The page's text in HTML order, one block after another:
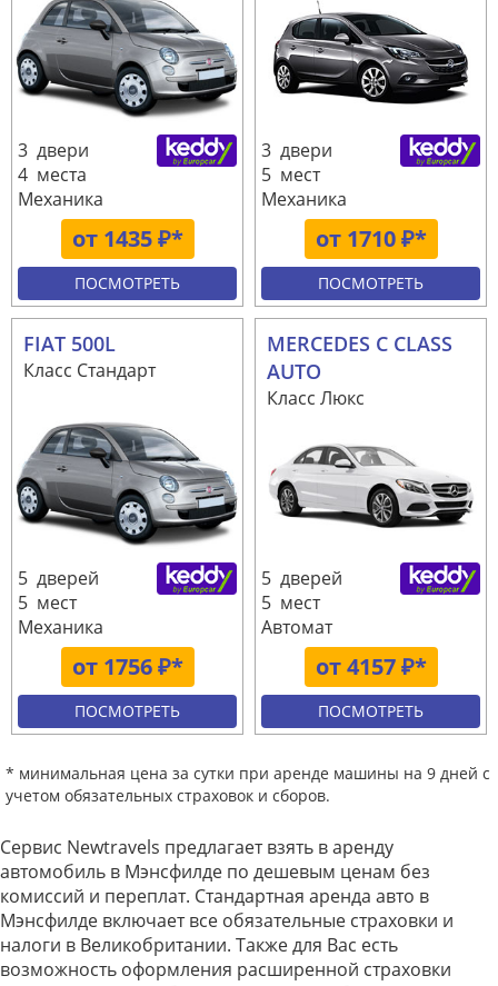
от 1435 ₽*
3 двери
4 места
Механика
ПОСМОТРЕТЬ
от 1710 ₽*
3 двери
5 мест
Механика
ПОСМОТРЕТЬ
FIAT 500L
Класс Стандарт
от 1756 ₽*
5 дверей
5 мест
Механика
ПОСМОТРЕТЬ
MERCEDES C CLASS
AUTO
Класс Люкс
от 4157 ₽*
5 дверей
5 мест
Автомат
ПОСМОТРЕТЬ
* минимальная цена за сутки при аренде машины на 9 дней с
учетом обязательных страховок и сборов.
Сервис Newtravels предлагает взять в аренду
автомобиль в Мэнсфилде по дешевым ценам без
комиссий и переплат. Стандартная аренда авто в
Мэнсфилде включает все обязательные страховки и
налоги в Великобритании. Также для Вас есть
возможность оформления расширенной страховки